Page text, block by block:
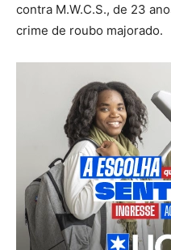
contra M.W.C.S., de 23
crime de roubo majorado.